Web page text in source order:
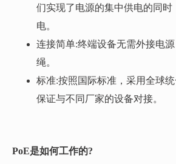
们实现了电源的集中供电的同时
电。
连接简单:终端设备无需外接电
绳。
标准:按照国际标准，采用全球
保证与不同厂家的设备对接。
PoE是如何工作的?